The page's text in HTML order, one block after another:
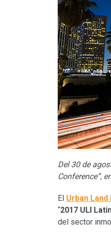
Del 30 de
Conference”,
El Urban
“2017 ULI
del sector